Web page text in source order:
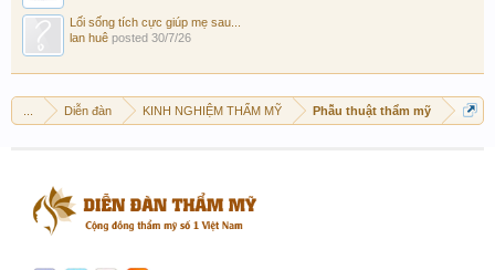
Lối sống tích cực giúp mẹ sau...
lan huê posted 30/7/26
Diễn đàn KINH NGHIỆM THẨM MỸ Phẫu thuật thẩm mỹ